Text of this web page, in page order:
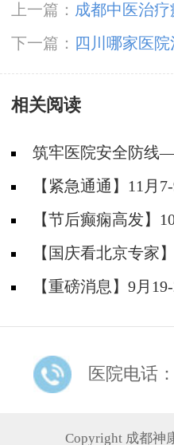
上一篇： 成都中医治
诊癫痫后应该怎么开展
下一篇：
四川哪家医
如果想要宝宝需要准备
相关阅读
筑牢医院安全防线
防安全培训纪实
【紧急通通】11月
神经内科胡颖教授亲临
【节后癫痫高发】
院陈葵博士免费会诊+
题！
【国庆看北京专家
天坛&首钢医院两大专
【重磅消息】9月
线！
医院电话：
Copyright 成都神